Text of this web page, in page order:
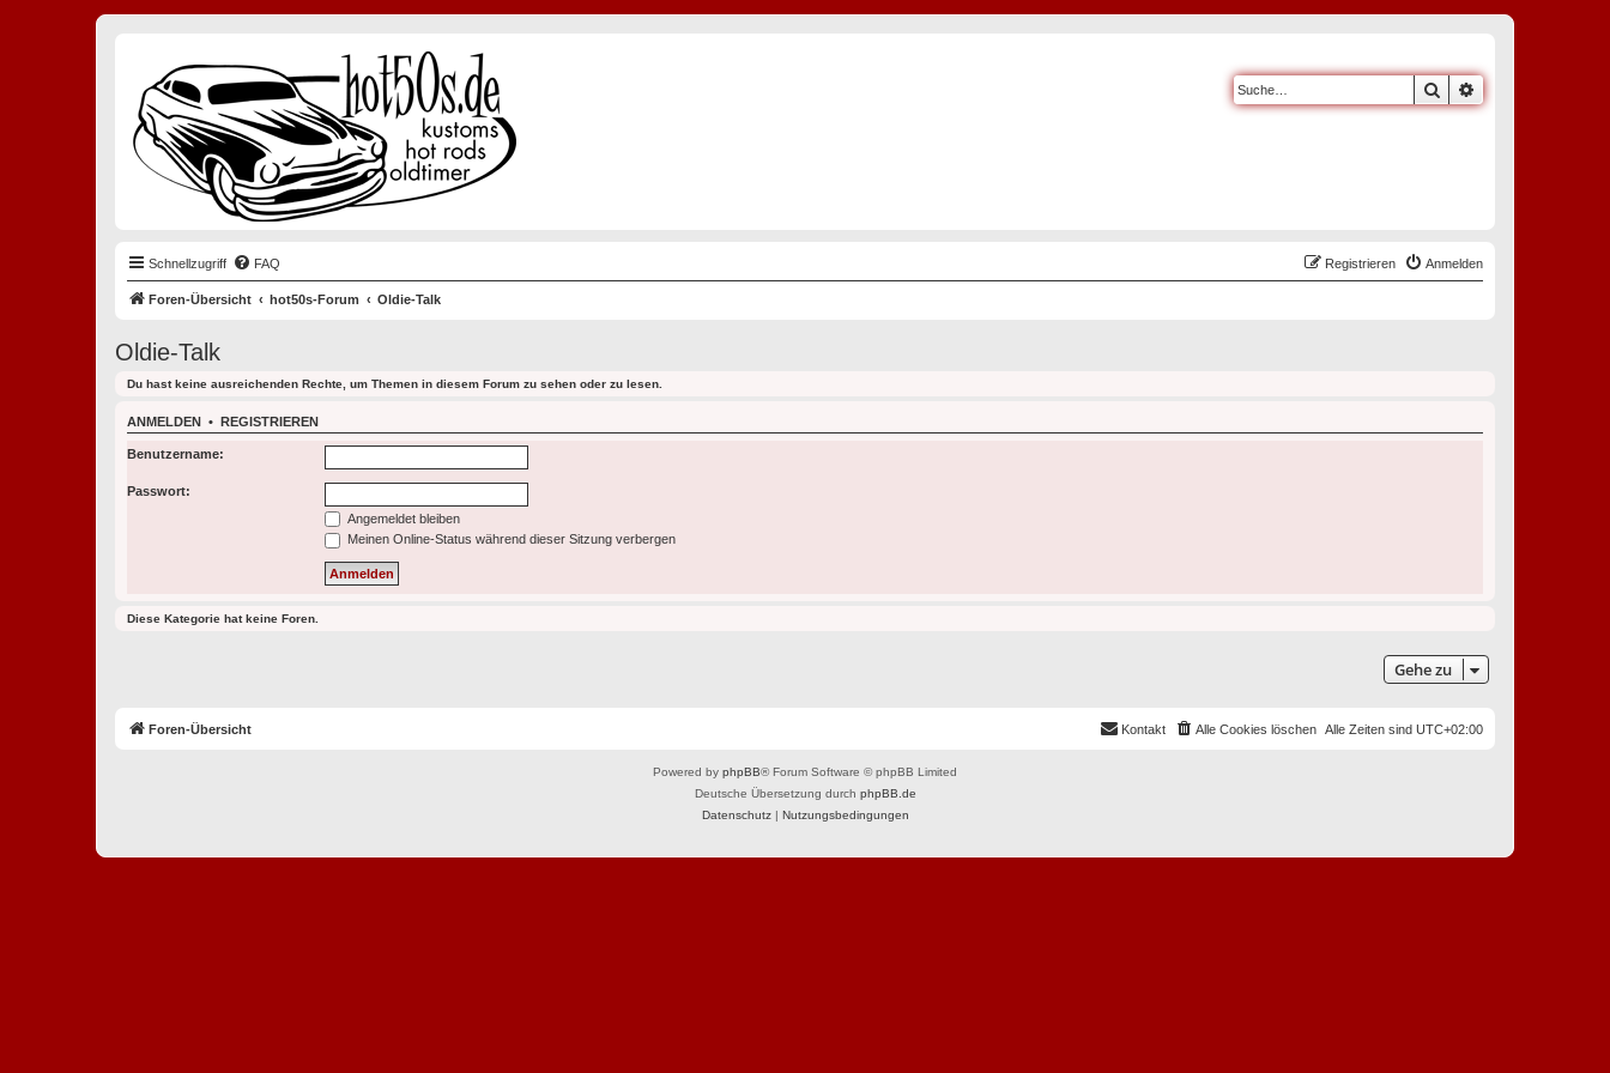
Suche
Schnellzugriff FAQ Anmelden
Registrieren
Foren-Übersicht hot50s-Forum Oldie-Talk
Oldie-Talk
Du hast keine ausreichenden Rechte, um Themen in diesem Forum zu sehen oder zu lesen.
ANMELDEN • REGISTRIEREN
Benutzername:
Passwort:
Angemeldet bleiben
Meinen Online-Status während dieser Sitzung verbergen
Diese Kategorie hat keine Foren.
Gehe zu
Foren-Übersicht Alle Zeiten sind UTC+02:00
Alle Cookies löschen
Kontakt
Powered by phpBB® Forum Software © phpBB Limited
Deutsche Übersetzung durch phpBB.de
Datenschutz| Nutzungsbedingungen